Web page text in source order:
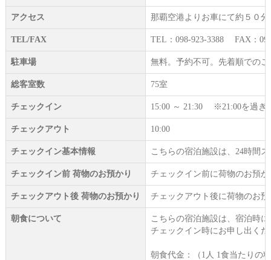
アクセス 那覇空港よりお車にて約５０分
TEL/FAX TEL：098-923-3388 FAX：
駐車場 無料。予約不可。先着順での
総客室数 75室
チェックイン 15:00 ～ 21:30 ※21:00を過ぎ
チェックアウト 10:00
チェックイン基本情報 こちらの宿泊施設は、24時間
チェックイン前 荷物のお預かり チェックイン前に荷物のお預
チェックアウト後 荷物のお預かり チェックアウト後に荷物のお
朝食について
こちらの宿泊施設は、宿泊時
チェックイン時にお申し出く
朝食代金：（1人 1食当たりの